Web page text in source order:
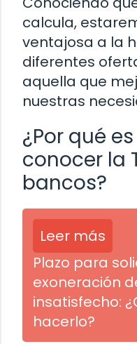
calcula,
ventajosa a la
diferentes
aquella que
nuestras
¿Por qué
conocer la
bancos?
Leer más
Plazo para
exoneración
insatisfecho:
hacerlo?